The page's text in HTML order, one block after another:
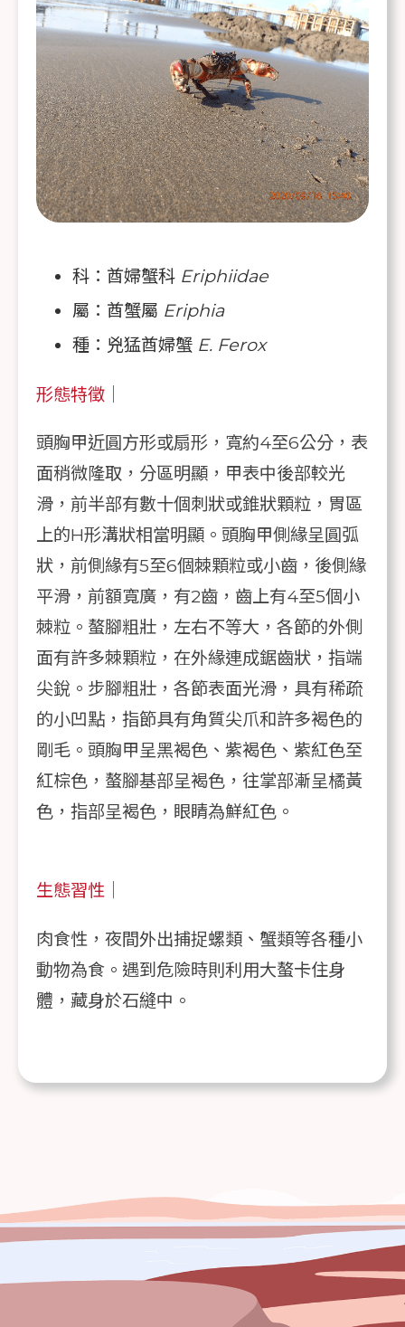
科：酋婦蟹科 Eriphiidae
屬：酋蟹屬 Eriphia
種：兇猛酋婦蟹 E. Ferox
形態特徵｜
頭胸甲近圓方形或扇形，寬約4至6公分，表
面稍微隆取，分區明顯，甲表中後部較光
滑，前半部有數十個刺狀或錐狀顆粒，胃區
上的H形溝狀相當明顯。頭胸甲側緣呈圓弧
狀，前側緣有5至6個棘顆粒或小齒，後側緣
平滑，前額寬廣，有2齒，齒上有4至5個小
棘粒。螯腳粗壯，左右不等大，各節的外側
面有許多棘顆粒，在外緣連成鋸齒狀，指端
尖銳。步腳粗壯，各節表面光滑，具有稀疏
的小凹點，指節具有角質尖爪和許多褐色的
剛毛。頭胸甲呈黑褐色、紫褐色、紫紅色至
紅棕色，螯腳基部呈褐色，往掌部漸呈橘黃
色，指部呈褐色，眼睛為鮮紅色。
生態習性｜
肉食性，夜間外出捕捉螺類、蟹類等各種小
動物為食。遇到危險時則利用大螯卡住身
體，藏身於石縫中。